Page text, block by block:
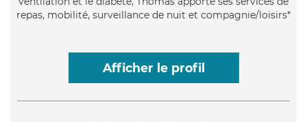
repas, mobilité, surveillance de nuit et compagnie/loisirs*
Afficher le profil